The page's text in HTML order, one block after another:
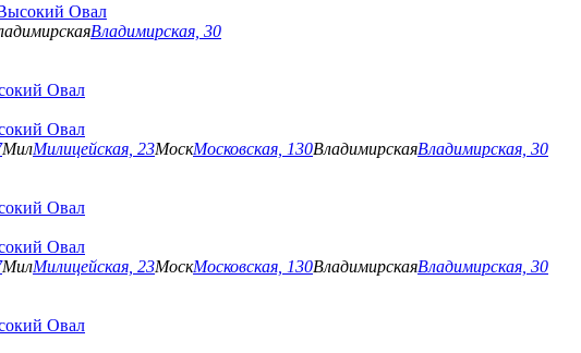
Овал
Владимирская, 30
Овал
Овал
МилМилицейская, 23МоскМосковская, 130ВладимирскаяВладимирская, 30
Овал
Овал
МилМилицейская, 23МоскМосковская, 130ВладимирскаяВладимирская, 30
Овал